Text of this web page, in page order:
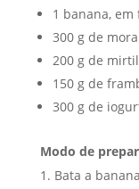
1 banana, em
300 g de
200 g de
150 g de
300 g de
Modo de
Bata a